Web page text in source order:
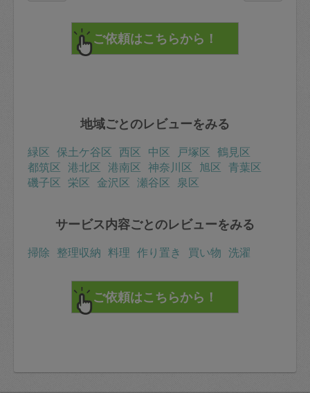
地域ごとのレビューをみる
緑区 保土ケ谷区 西区 中区 戸塚区 鶴見区
都筑区 港北区 港南区 神奈川区 旭区 青葉区
磯子区 栄区 金沢区 瀬谷区 泉区
サービス内容ごとのレビューをみる
掃除 整理収納 料理 作り置き 買い物 洗濯